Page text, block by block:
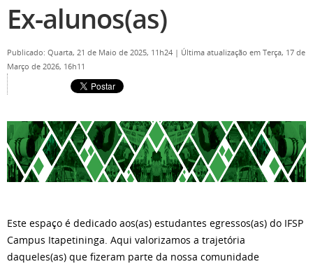
Ex-alunos(as)
Publicado: Quarta, 21 de Maio de 2025, 11h24 | Última atualização em Terça, 17 de
Março de 2026, 16h11
Este espaço é dedicado aos(as) estudantes egressos(as) do IFSP
Campus Itapetininga. Aqui valorizamos a trajetória
daqueles(as) que fizeram parte da nossa comunidade